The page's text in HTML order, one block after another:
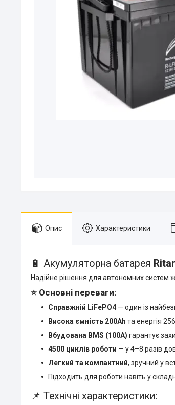
Опис Характеристики
🔋 Акумуляторна батарея
Надійне рішення для автономних систем
⭐ Основні переваги:
Справжній LiFePO4 — один із
Висока ємність 200Ah та енергія
Вбудована BMS (100A) гарантує
4500 циклів роботи — у 4–8 разів
Легкий та компактний, зручний у
Підходить для роботи навіть у
📌 Технічні характеристики: